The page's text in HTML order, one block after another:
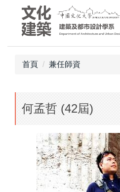
首頁 兼任師資
何孟哲 (42屆)